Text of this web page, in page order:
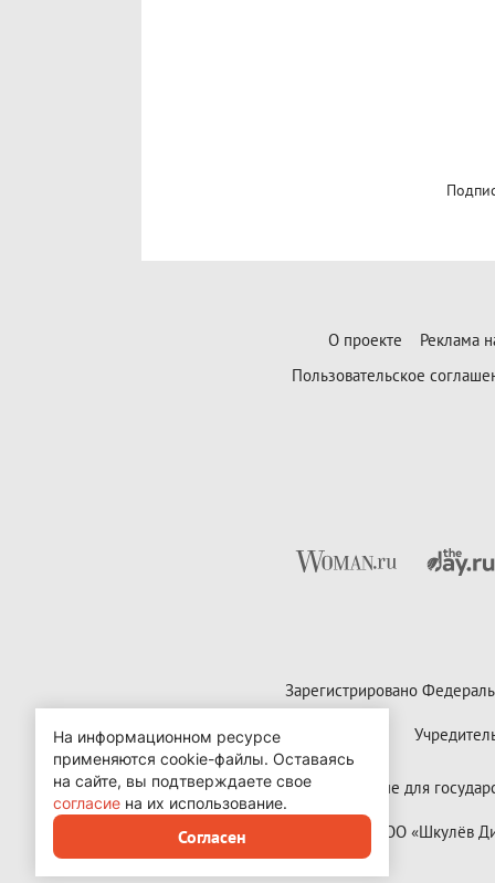
О проекте
Реклама
Пользовательское
Зарегистрировано
Контактные данные для
Copyright (с) ООО «Шкулёв
На информационном ресурсе
применяются cookie-файлы. Оставаясь
на сайте, вы подтверждаете свое
согласие на их использование.
Согласен